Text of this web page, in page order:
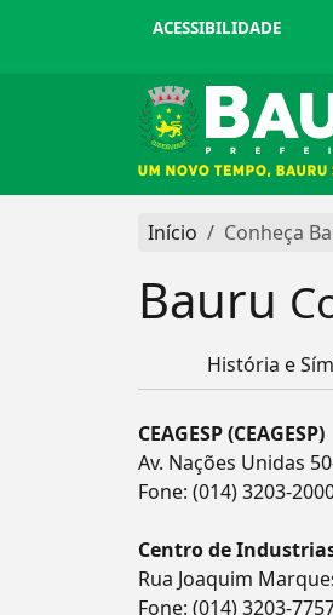
ACESSIBILIDADE
Início Conheça
Bauru
História e
CEAGESP (CEAGESP)
Av. Nações Unidas
Fone: (014) 3203-
Centro de
Rua Joaquim
Fone: (014) 3203-